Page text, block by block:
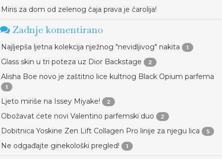
Miris za dom od zelenog čaja prava je čarolija!
Zadnje komentirano
Najljepša ljetna kolekcija nježnog "nevidljivog" nakita 1
Glass skin u tri poteza uz Dior Backstage 2
Alisha Boe novo je zaštitno lice kultnog Black Opium parfema
1
Ljeto miriše na Issey Miyake! 2
Obožavat ćete novi Valentino parfemski duo 2
Dobitnica Yoskine Zen Lift Collagen Pro linije za njegu lica 5
Ne odgađajte ginekološki pregled! 1